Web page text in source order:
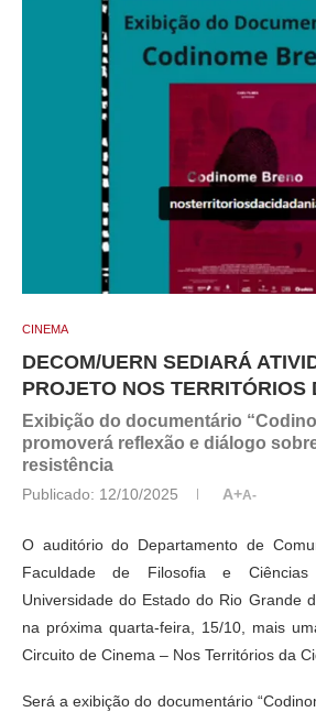
CINEMA
DECOM/UERN SEDIARÁ
PROJETO NOS TERRITÓRIOS
Exibição do documentário
promoverá reflexão e diálogo
resistência
Publicado: 12/10/2025 A+A-
O auditório do Departamento de
Faculdade de Filosofia e
Universidade do Estado do Rio Grande
na próxima quarta-feira, 15/10, mais
Circuito de Cinema – Nos Territórios da
Será a exibição do documentário